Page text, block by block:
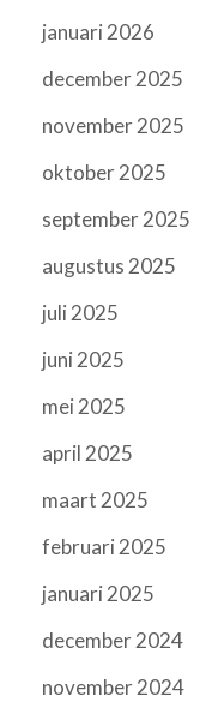
januari 2026
december 2025
november 2025
oktober 2025
september 2025
augustus 2025
juli 2025
juni 2025
mei 2025
april 2025
maart 2025
februari 2025
januari 2025
december 2024
november 2024